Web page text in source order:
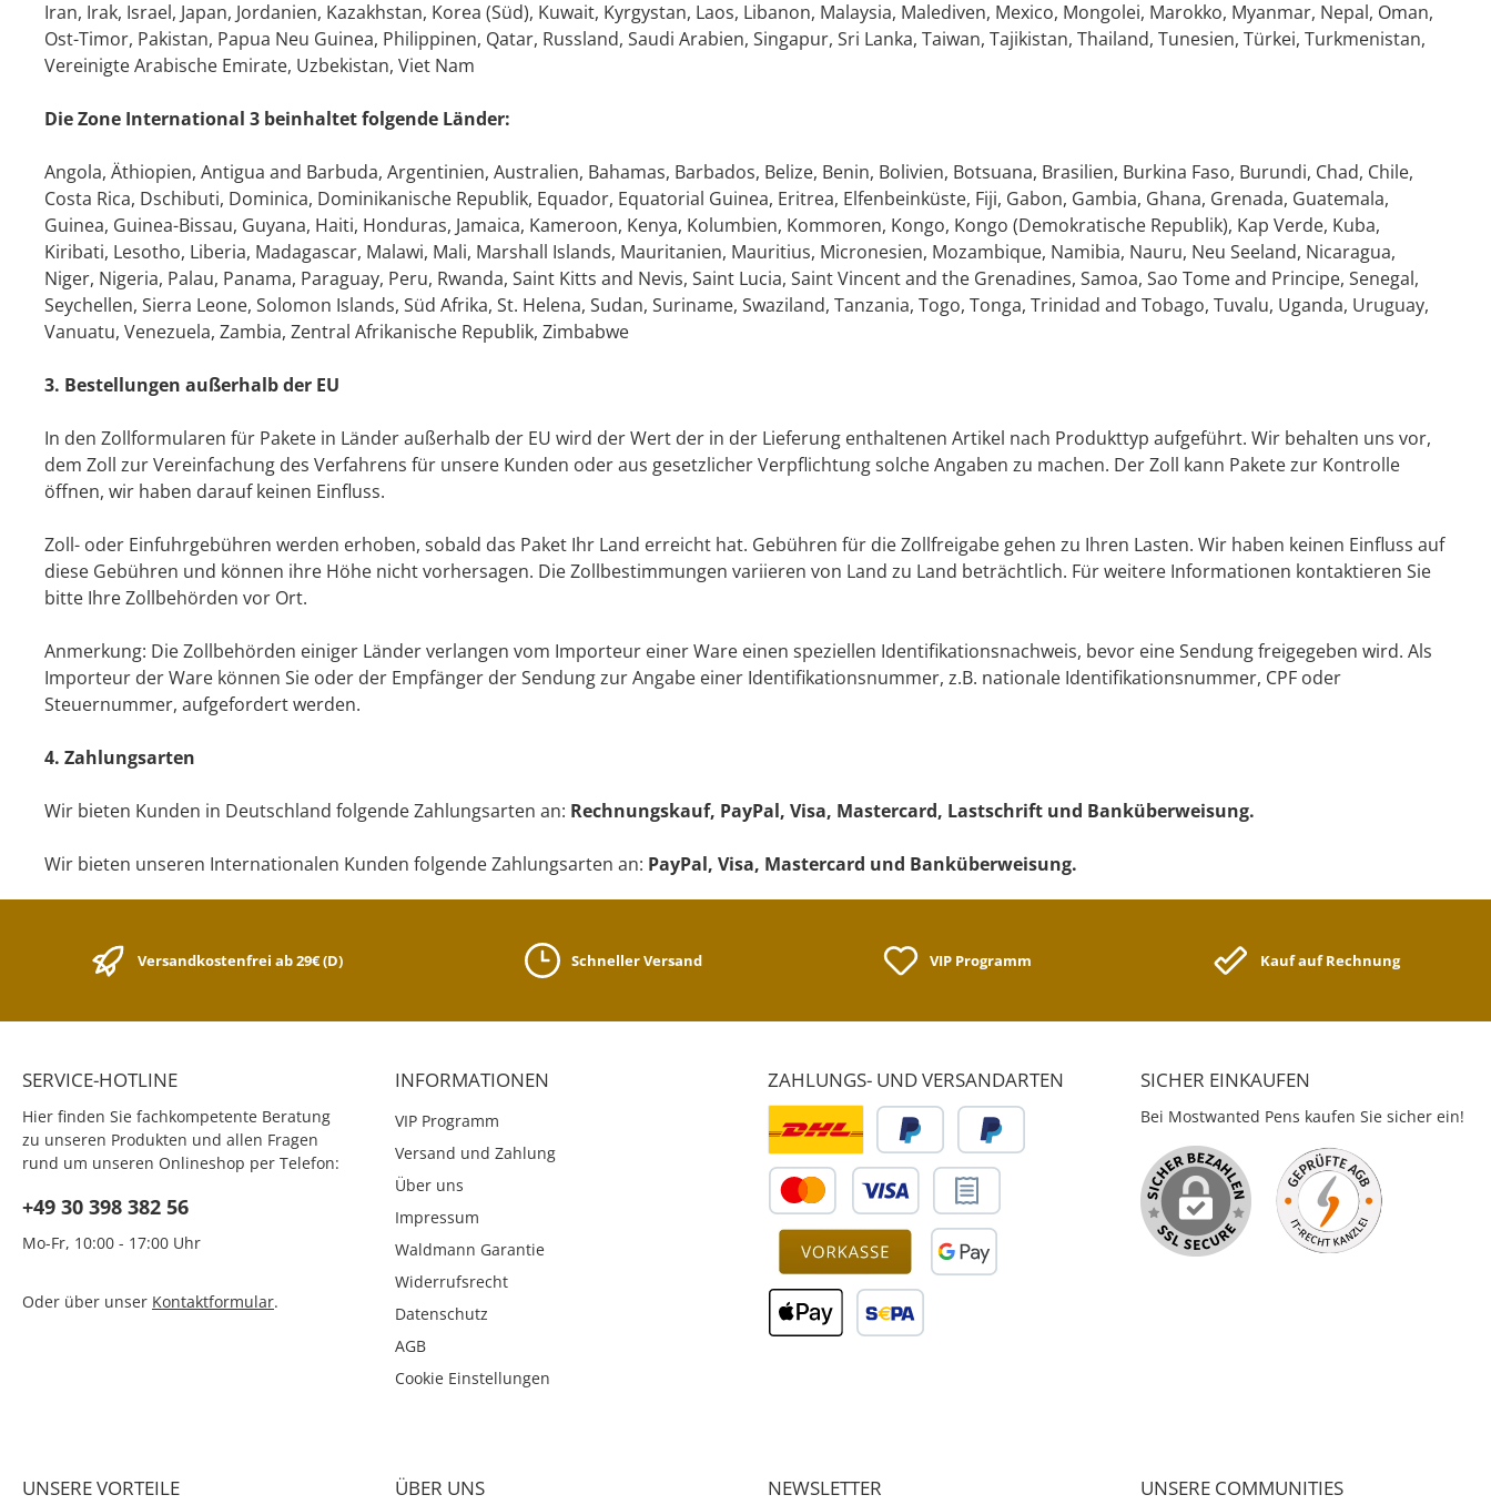
Iran, Irak, Israel, Japan, Jordanien, Kazakhstan, Korea (Süd), Kuwait, Kyrgystan, Laos, Libanon, Malaysia, Malediven, Mexico, Mongolei, Marokko, Myanmar, Nepal, Oman,
Ost-Timor, Pakistan, Papua Neu Guinea, Philippinen, Qatar, Russland, Saudi Arabien, Singapur, Sri Lanka, Taiwan, Tajikistan, Thailand, Tunesien, Türkei, Turkmenistan,
Vereinigte Arabische Emirate, Uzbekistan, Viet Nam
Die Zone International 3 beinhaltet folgende Länder:
Angola, Äthiopien, Antigua and Barbuda, Argentinien, Australien, Bahamas, Barbados, Belize, Benin, Bolivien, Botsuana, Brasilien, Burkina Faso, Burundi, Chad, Chile,
Costa Rica, Dschibuti, Dominica, Dominikanische Republik, Equador, Equatorial Guinea, Eritrea, Elfenbeinküste, Fiji, Gabon, Gambia, Ghana, Grenada, Guatemala,
Guinea, Guinea-Bissau, Guyana, Haiti, Honduras, Jamaica, Kameroon, Kenya, Kolumbien, Kommoren, Kongo, Kongo (Demokratische Republik), Kap Verde, Kuba,
Kiribati, Lesotho, Liberia, Madagascar, Malawi, Mali, Marshall Islands, Mauritanien, Mauritius, Micronesien, Mozambique, Namibia, Nauru, Neu Seeland, Nicaragua,
Niger, Nigeria, Palau, Panama, Paraguay, Peru, Rwanda, Saint Kitts and Nevis, Saint Lucia, Saint Vincent and the Grenadines, Samoa, Sao Tome and Principe, Senegal,
Seychellen, Sierra Leone, Solomon Islands, Süd Afrika, St. Helena, Sudan, Suriname, Swaziland, Tanzania, Togo, Tonga, Trinidad and Tobago, Tuvalu, Uganda, Uruguay,
Vanuatu, Venezuela, Zambia, Zentral Afrikanische Republik, Zimbabwe
3. Bestellungen außerhalb der EU
In den Zollformularen für Pakete in Länder außerhalb der EU wird der Wert der in der Lieferung enthaltenen Artikel nach Produkttyp aufgeführt. Wir behalten uns vor,
dem Zoll zur Vereinfachung des Verfahrens für unsere Kunden oder aus gesetzlicher Verpflichtung solche Angaben zu machen. Der Zoll kann Pakete zur Kontrolle
öffnen, wir haben darauf keinen Einfluss.
Zoll- oder Einfuhrgebühren werden erhoben, sobald das Paket Ihr Land erreicht hat. Gebühren für die Zollfreigabe gehen zu Ihren Lasten. Wir haben keinen Einfluss auf
diese Gebühren und können ihre Höhe nicht vorhersagen. Die Zollbestimmungen variieren von Land zu Land beträchtlich. Für weitere Informationen kontaktieren Sie
bitte Ihre Zollbehörden vor Ort.
Anmerkung: Die Zollbehörden einiger Länder verlangen vom Importeur einer Ware einen speziellen Identifikationsnachweis, bevor eine Sendung freigegeben wird. Als
Importeur der Ware können Sie oder der Empfänger der Sendung zur Angabe einer Identifikationsnummer, z.B. nationale Identifikationsnummer, CPF oder
Steuernummer, aufgefordert werden.
4. Zahlungsarten
Wir bieten Kunden in Deutschland folgende Zahlungsarten an: Rechnungskauf, PayPal, Visa, Mastercard, Lastschrift und Banküberweisung.
Wir bieten unseren Internationalen Kunden folgende Zahlungsarten an: PayPal, Visa, Mastercard und Banküberweisung.
Versandkostenfrei ab 29€ (D) Schneller Versand VIP Programm Kauf auf Rechnung
SERVICE-HOTLINE
Hier finden Sie fachkompetente Beratung
zu unseren Produkten und allen Fragen
rund um unseren Onlineshop per Telefon:
+49 30 398 382 56
Mo-Fr, 10:00 - 17:00 Uhr
Oder über unser Kontaktformular.
INFORMATIONEN
VIP Programm
Versand und Zahlung
Über uns
Impressum
Waldmann Garantie
Widerrufsrecht
Datenschutz
AGB
Cookie Einstellungen
ZAHLUNGS- UND VERSANDARTEN SICHER EINKAUFEN
Bei Mostwanted Pens kaufen Sie sicher ein!
UNSERE VORTEILE ÜBER UNS NEWSLETTER UNSERE COMMUNITIES